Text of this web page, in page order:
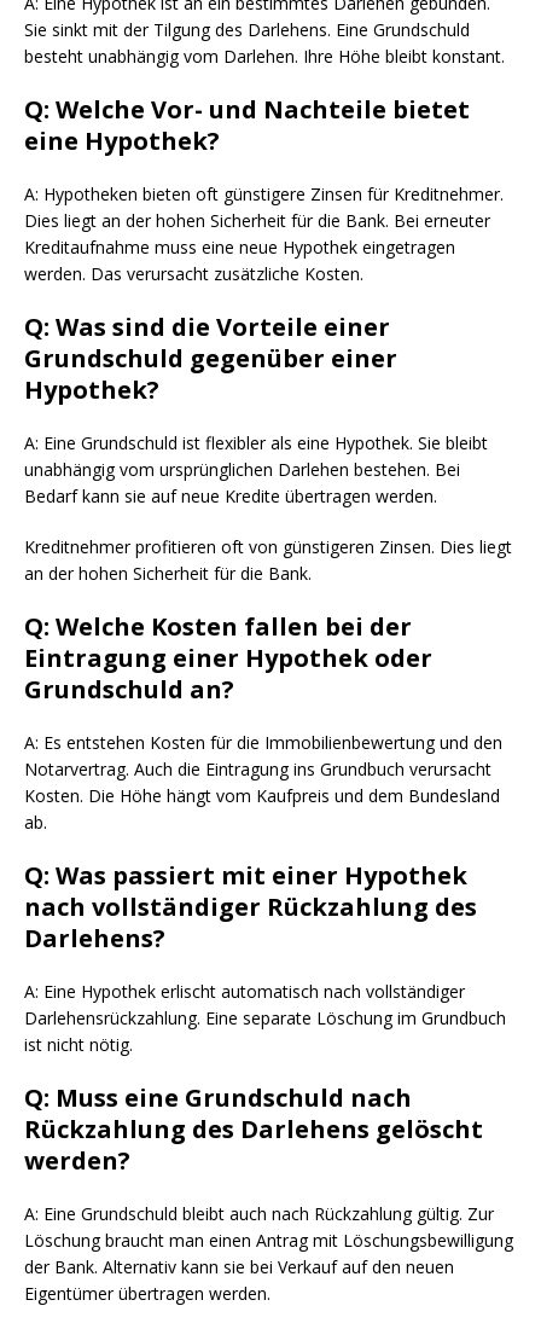
Sie sinkt mit der Tilgung des Darlehens. Eine Grundschuld
besteht unabhängig vom Darlehen. Ihre Höhe bleibt konstant.
Q: Welche Vor- und Nachteile bietet
eine Hypothek?
A: Hypotheken bieten oft günstigere Zinsen für Kreditnehmer.
Dies liegt an der hohen Sicherheit für die Bank. Bei erneuter
Kreditaufnahme muss eine neue Hypothek eingetragen
werden. Das verursacht zusätzliche Kosten.
Q: Was sind die Vorteile einer
Grundschuld gegenüber einer
Hypothek?
A: Eine Grundschuld ist flexibler als eine Hypothek. Sie bleibt
unabhängig vom ursprünglichen Darlehen bestehen. Bei
Bedarf kann sie auf neue Kredite übertragen werden.
Kreditnehmer profitieren oft von günstigeren Zinsen. Dies liegt
an der hohen Sicherheit für die Bank.
Q: Welche Kosten fallen bei der
Eintragung einer Hypothek oder
Grundschuld an?
A: Es entstehen Kosten für die Immobilienbewertung und den
Notarvertrag. Auch die Eintragung ins Grundbuch verursacht
Kosten. Die Höhe hängt vom Kaufpreis und dem Bundesland
ab.
Q: Was passiert mit einer Hypothek
nach vollständiger Rückzahlung des
Darlehens?
A: Eine Hypothek erlischt automatisch nach vollständiger
Darlehensrückzahlung. Eine separate Löschung im Grundbuch
ist nicht nötig.
Q: Muss eine Grundschuld nach
Rückzahlung des Darlehens gelöscht
werden?
A: Eine Grundschuld bleibt auch nach Rückzahlung gültig. Zur
Löschung braucht man einen Antrag mit Löschungsbewilligung
der Bank. Alternativ kann sie bei Verkauf auf den neuen
Eigentümer übertragen werden.